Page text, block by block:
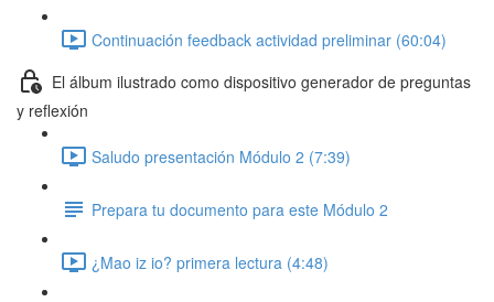
Continuación feedback actividad preliminar (60:04)
El álbum ilustrado como dispositivo generador de preguntas
y reflexión
Saludo presentación Módulo 2 (7:39)
Prepara tu documento para este Módulo 2
¿Mao iz io? primera lectura (4:48)